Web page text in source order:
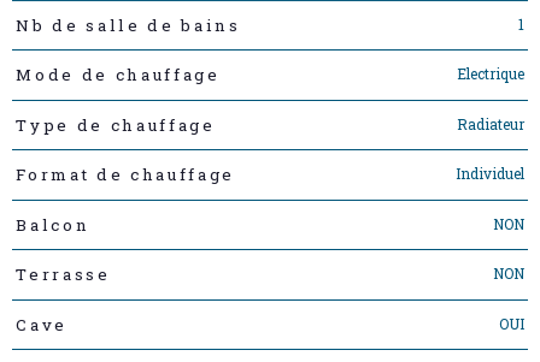
Nb de salle de bains 1
Mode de chauffage Electrique
Type de chauffage Radiateur
Format de chauffage Individuel
Balcon NON
Terrasse NON
Cave OUI